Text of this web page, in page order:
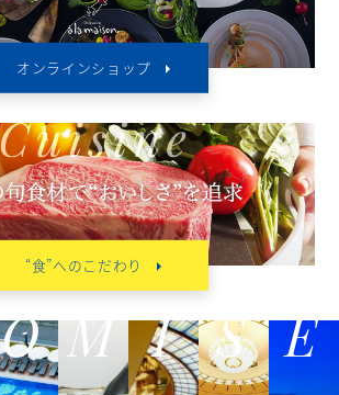
オンラインショップ
“食”へのこだわり
O M I S E